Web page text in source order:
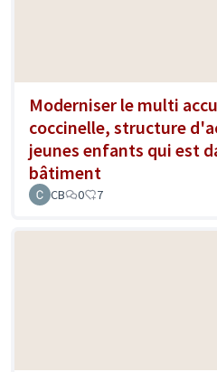
Moderniser le multi
coccinelle, structure
jeunes enfants qui est
bâtiment
CB 0 7